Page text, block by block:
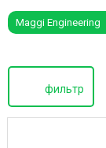
Maggi Engineering
фильтр